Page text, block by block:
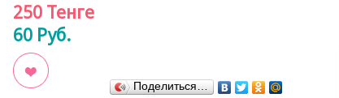
250 Тенге
60 Руб.
Поделиться…